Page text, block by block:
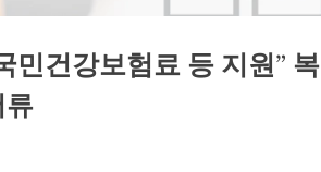
민건강보험료 등 지원” 복
류